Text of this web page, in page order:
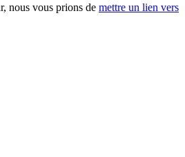
nous vous prions de mettre un lien vers